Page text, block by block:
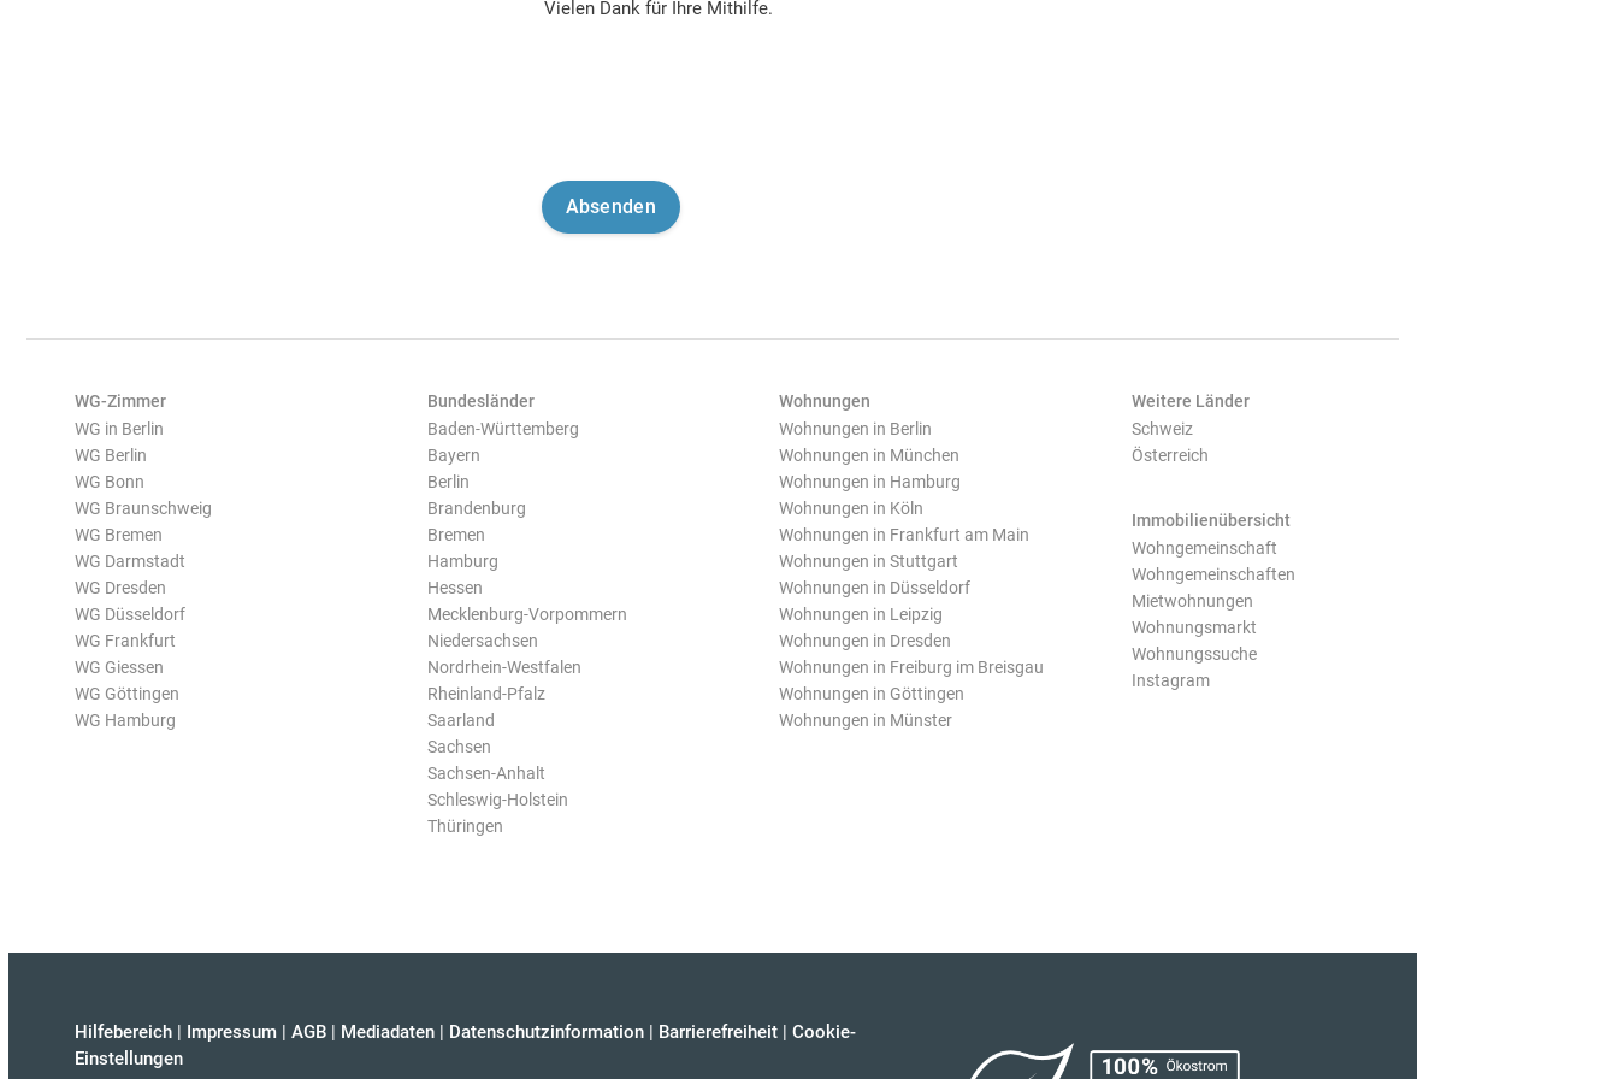
Vielen Dank für Ihre Mithilfe.
WG-Zimmer
WG in Berlin
WG Berlin
WG Bonn
WG Braunschweig
WG Bremen
WG Darmstadt
WG Dresden
WG Düsseldorf
WG Frankfurt
WG Giessen
WG Göttingen
WG Hamburg
Bundesländer
Baden-Württemberg
Bayern
Berlin
Brandenburg
Bremen
Hamburg
Hessen
Mecklenburg-Vorpommern
Niedersachsen
Nordrhein-Westfalen
Rheinland-Pfalz
Saarland
Sachsen
Sachsen-Anhalt
Schleswig-Holstein
Thüringen
Wohnungen
Wohnungen in Berlin
Wohnungen in München
Wohnungen in Hamburg
Wohnungen in Köln
Wohnungen in Frankfurt am Main
Wohnungen in Stuttgart
Wohnungen in Düsseldorf
Wohnungen in Leipzig
Wohnungen in Dresden
Wohnungen in Freiburg im Breisgau
Wohnungen in Göttingen
Wohnungen in Münster
Weitere Länder
Schweiz
Österreich
Immobilienübersicht
Wohngemeinschaft
Wohngemeinschaften
Mietwohnungen
Wohnungsmarkt
Wohnungssuche
Instagram
Hilfebereich | Impressum | AGB | Mediadaten | Datenschutzinformation | Barrierefreiheit | Cookie-
Einstellungen